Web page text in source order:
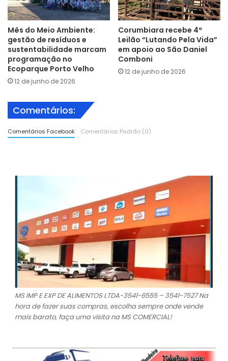
Mês do Meio Ambiente:
gestão de resíduos e
sustentabilidade marcam
programação no
Ecoparque Porto Velho
12 de junho de 2026
Corumbiara recebe 4º
Leilão “Lutando Pela Vida”
em apoio ao São Daniel
Comboni
12 de junho de 2026
Comentários:
Comentários Facebook Comentários Padrão (0)
MS IMP E EXP DE ALIMENTOS LTDA-3541-6555 – 3541-7527 Na
hora de fazer suas compras, escolha sempre onde vende
mais barato, faça uma visita na MS COMERCIAL!